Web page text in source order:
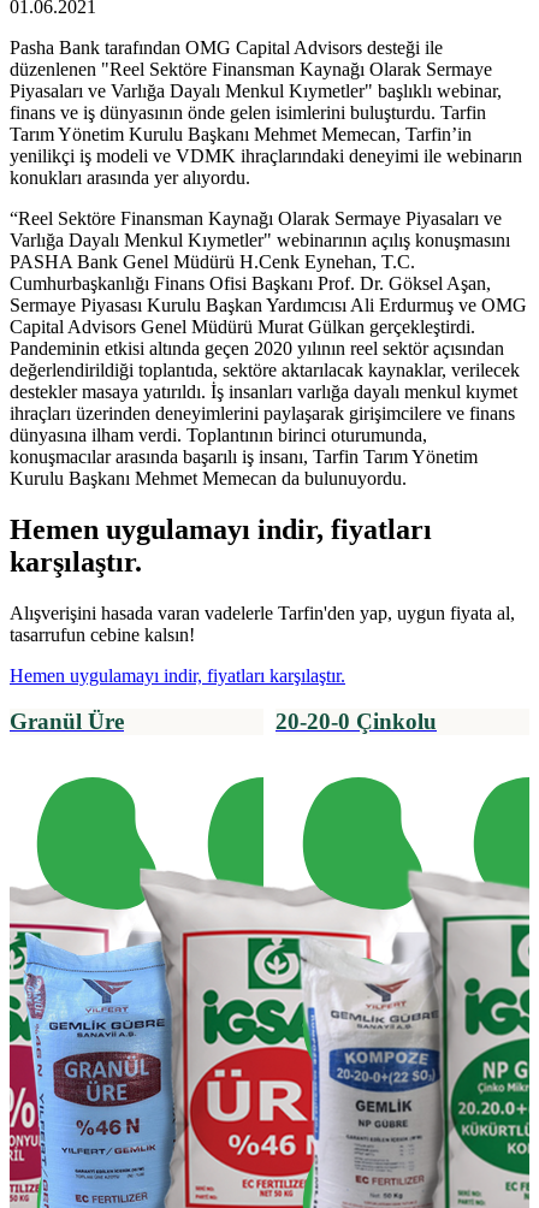
01.06.2021
Pasha Bank tarafından OMG Capital Advisors desteği ile
düzenlenen "Reel Sektöre Finansman Kaynağı Olarak Sermaye
Piyasaları ve Varlığa Dayalı Menkul Kıymetler" başlıklı webinar,
finans ve iş dünyasının önde gelen isimlerini buluşturdu. Tarfin
Tarım Yönetim Kurulu Başkanı Mehmet Memecan, Tarfin’in
yenilikçi iş modeli ve VDMK ihraçlarındaki deneyimi ile webinarın
konukları arasında yer alıyordu.
“Reel Sektöre Finansman Kaynağı Olarak Sermaye Piyasaları ve
Varlığa Dayalı Menkul Kıymetler" webinarının açılış konuşmasını
PASHA Bank Genel Müdürü H.Cenk Eynehan, T.C.
Cumhurbaşkanlığı Finans Ofisi Başkanı Prof. Dr. Göksel Aşan,
Sermaye Piyasası Kurulu Başkan Yardımcısı Ali Erdurmuş ve OMG
Capital Advisors Genel Müdürü Murat Gülkan gerçekleştirdi.
Pandeminin etkisi altında geçen 2020 yılının reel sektör açısından
değerlendirildiği toplantıda, sektöre aktarılacak kaynaklar, verilecek
destekler masaya yatırıldı. İş insanları varlığa dayalı menkul kıymet
ihraçları üzerinden deneyimlerini paylaşarak girişimcilere ve finans
dünyasına ilham verdi. Toplantının birinci oturumunda,
konuşmacılar arasında başarılı iş insanı, Tarfin Tarım Yönetim
Kurulu Başkanı Mehmet Memecan da bulunuyordu.
Hemen uygulamayı indir, fiyatları
karşılaştır.
Alışverişini hasada varan vadelerle Tarfin'den yap, uygun fiyata al,
tasarrufun cebine kalsın!
Hemen uygulamayı indir, fiyatları karşılaştır.
Granül Üre 20-20-0 Çinkolu